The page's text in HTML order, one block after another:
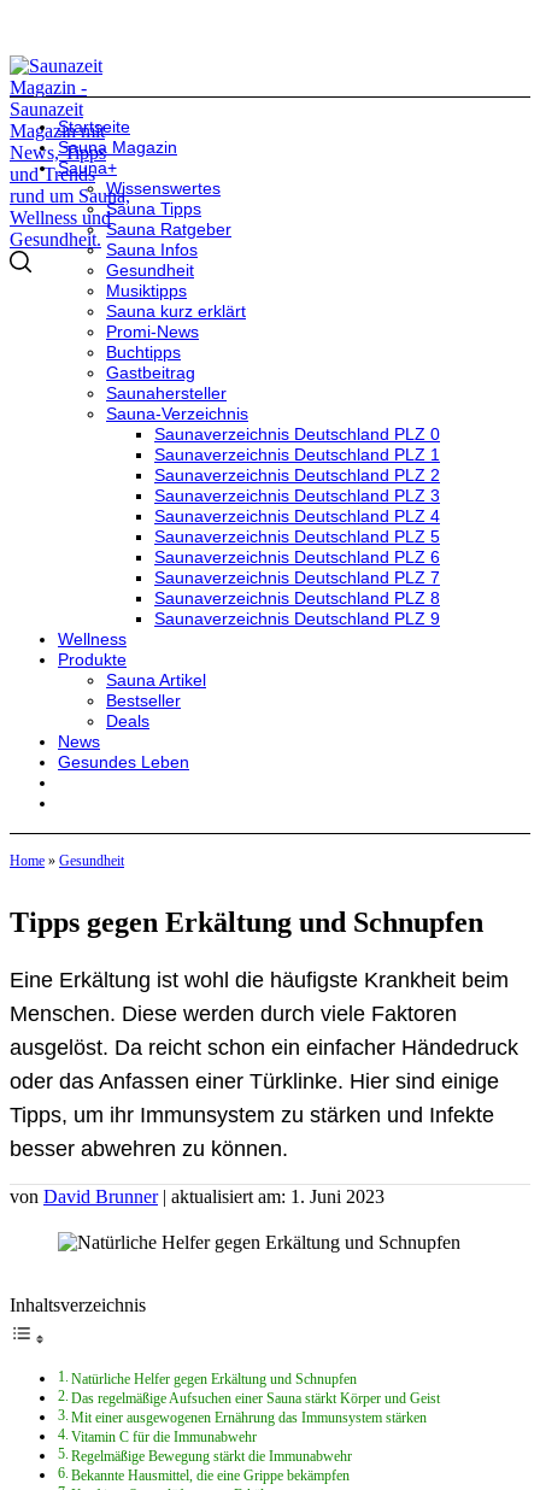
Startseite
Sauna Magazin
Sauna+
Wissenswertes
Sauna Tipps
Sauna Ratgeber
Sauna Infos
Gesundheit
Musiktipps
Sauna kurz erklärt
Promi-News
Buchtipps
Gastbeitrag
Saunahersteller
Sauna-Verzeichnis
Saunaverzeichnis Deutschland PLZ 0
Saunaverzeichnis Deutschland PLZ 1
Saunaverzeichnis Deutschland PLZ 2
Saunaverzeichnis Deutschland PLZ 3
Saunaverzeichnis Deutschland PLZ 4
Saunaverzeichnis Deutschland PLZ 5
Saunaverzeichnis Deutschland PLZ 6
Saunaverzeichnis Deutschland PLZ 7
Saunaverzeichnis Deutschland PLZ 8
Saunaverzeichnis Deutschland PLZ 9
Wellness
Produkte
Sauna Artikel
Bestseller
Deals
News
Gesundes Leben
Home » Gesundheit
Tipps gegen Erkältung und Schnupfen
Eine Erkältung ist wohl die häufigste Krankheit beim
Menschen. Diese werden durch viele Faktoren
ausgelöst. Da reicht schon ein einfacher Händedruck
oder das Anfassen einer Türklinke. Hier sind einige
Tipps, um ihr Immunsystem zu stärken und Infekte
besser abwehren zu können.
von David Brunner | aktualisiert am: 1. Juni 2023
Inhaltsverzeichnis
Natürliche Helfer gegen Erkältung und Schnupfen
Das regelmäßige Aufsuchen einer Sauna stärkt Körper und Geist
Mit einer ausgewogenen Ernährung das Immunsystem stärken
Vitamin C für die Immunabwehr
Regelmäßige Bewegung stärkt die Immunabwehr
Bekannte Hausmittel, die eine Grippe bekämpfen